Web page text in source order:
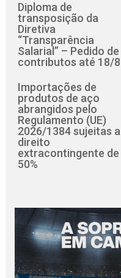
Diploma de
transposição da
Diretiva
“Transparência
Salarial” – Pedido de
contributos até 18/8
Importações de
produtos de aço
abrangidos pelo
Regulamento (UE)
2026/1384 sujeitas a
direito
extracontingente de
50%